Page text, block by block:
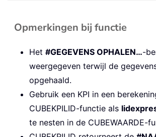
Opmerkingen bij functie
Het #GEGEVENS OPHALEN…-
weergegeven terwijl de
opgehaald.
Gebruik een KPI in een
CUBEKPILID-functie als
te nesten in de CUBEWAARDE-